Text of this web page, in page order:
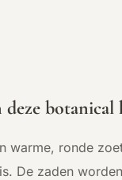
botanical
warme, ronde
De zaden